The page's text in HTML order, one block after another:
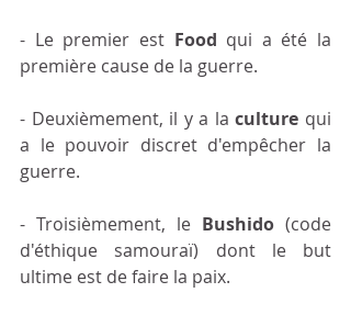
- Le premier est Food qui a été la
première cause de la guerre.
- Deuxièmement, il y a la culture qui
a le pouvoir discret d'empêcher la
guerre.
- Troisièmement, le Bushido (code
d'éthique samouraï) dont le but
ultime est de faire la paix.